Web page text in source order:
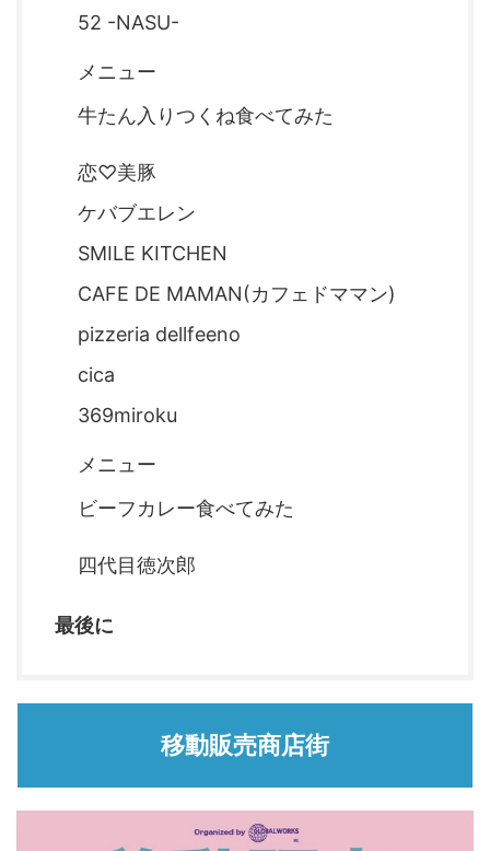
52 -NASU-
メニュー
牛たん入りつくね食べてみた
恋♡美豚
ケバブエレン
SMILE KITCHEN
CAFE DE MAMAN(カフェドママン)
pizzeria dellfeeno
cica
369miroku
メニュー
ビーフカレー食べてみた
四代目徳次郎
最後に
移動販売商店街